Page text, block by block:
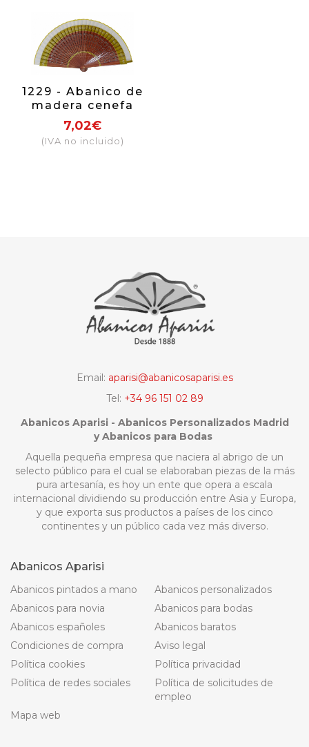
1229 - Abanico de
madera cenefa
pintado a mano
7,02€
(IVA no incluido)
Email: aparisi@abanicosaparisi.es
Tel: +34 96 151 02 89
Abanicos Aparisi - Abanicos Personalizados Madrid
y Abanicos para Bodas
Aquella pequeña empresa que naciera al abrigo de un
selecto público para el cual se elaboraban piezas de la más
pura artesanía, es hoy un ente que opera a escala
internacional dividiendo su producción entre Asia y Europa,
y que exporta sus productos a países de los cinco
continentes y un público cada vez más diverso.
Abanicos Aparisi
Abanicos pintados a mano
Abanicos personalizados
Abanicos para novia
Abanicos para bodas
Abanicos españoles
Abanicos baratos
Condiciones de compra
Aviso legal
Política cookies
Política privacidad
Política de redes sociales
Política de solicitudes de
empleo
Mapa web